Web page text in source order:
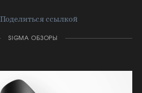
Поделиться ссылкой
SIGMA ОБЗОРЫ